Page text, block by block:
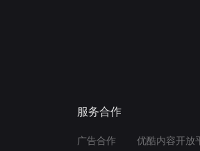
服务合作
广告合作 优酷内容开放